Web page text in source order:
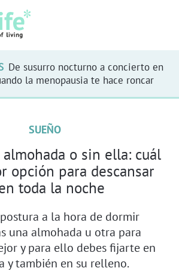
De susurro nocturno a concierto en
la menopausia te hace roncar
SUEÑO
o sin ella: cuál
opción para descansar
toda la noche
a la hora de dormir
una almohada u otra para
y para ello debes fijarte en
y también en su relleno.